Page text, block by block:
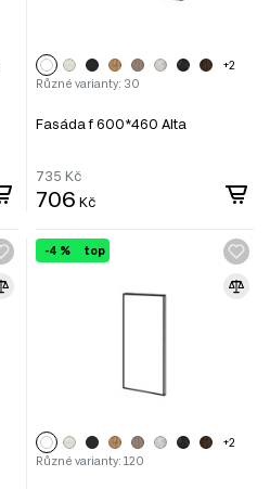
+2
Různé varianty: 30
Fasáda f 600*460 Alta
735 Kč
706 Kč
top
-4 %
+2
Různé varianty: 120